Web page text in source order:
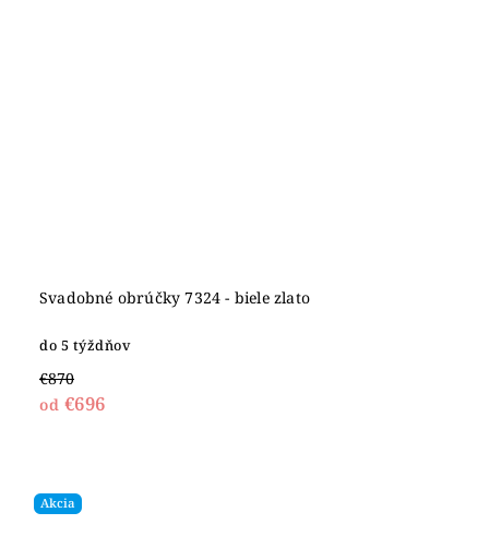
Svadobné obrúčky 7324 - biele zlato
do 5 týždňov
€870
od €696
Akcia